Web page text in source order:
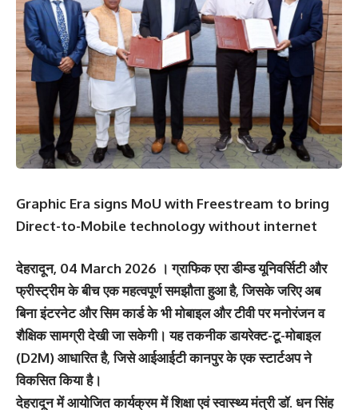
Graphic Era signs MoU with Freestream to bring
Direct-to-Mobile technology without internet
देहरादून, 04 March 2026 । ग्राफिक एरा डीम्ड यूनिवर्सिटी और
फ्रीस्ट्रीम के बीच एक महत्वपूर्ण समझौता हुआ है, जिसके जरिए अब
बिना इंटरनेट और सिम कार्ड के भी मोबाइल और टीवी पर मनोरंजन व
शैक्षिक सामग्री देखी जा सकेगी। यह तकनीक डायरेक्ट-टू-मोबाइल
(D2M) आधारित है, जिसे आईआईटी कानपुर के एक स्टार्टअप ने
विकसित किया है।
देहरादून में आयोजित कार्यक्रम में शिक्षा एवं स्वास्थ्य मंत्री डॉ. धन सिंह